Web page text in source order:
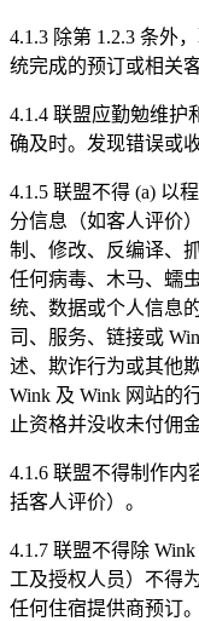
4.1.3 除第 1.2.3 条外
统完成的预订或相关
4.1.4 联盟应勤勉维护
确及时。发现错误或
4.1.5 联盟不得 (a) 以
分信息（如客人评价
制、修改、反编译、
任何病毒、木马、蠕
统、数据或个人信息
司、服务、链接或
述、欺诈行为或其他
Wink 及 Wink 网站的
止资格并没收未付佣金
4.1.6 联盟不得制作内
括客人评价）。
4.1.7 联盟不得除
工及授权人员）不得
任何住宿提供商预订